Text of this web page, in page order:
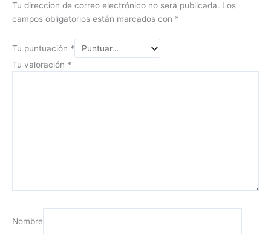
Tu dirección de correo electrónico no será publicada. Los
campos obligatorios están marcados con *
Tu puntuación *
Tu valoración *
Nombre